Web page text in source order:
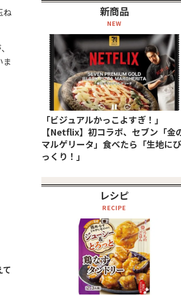
ね
新商品
NEW
「ビジュアルかっこよすぎ！」
【Netflix】初コラボ、セブン「金
マルゲリータ」食べたら「生地にび
っくり！」
レシピ
RECIPE